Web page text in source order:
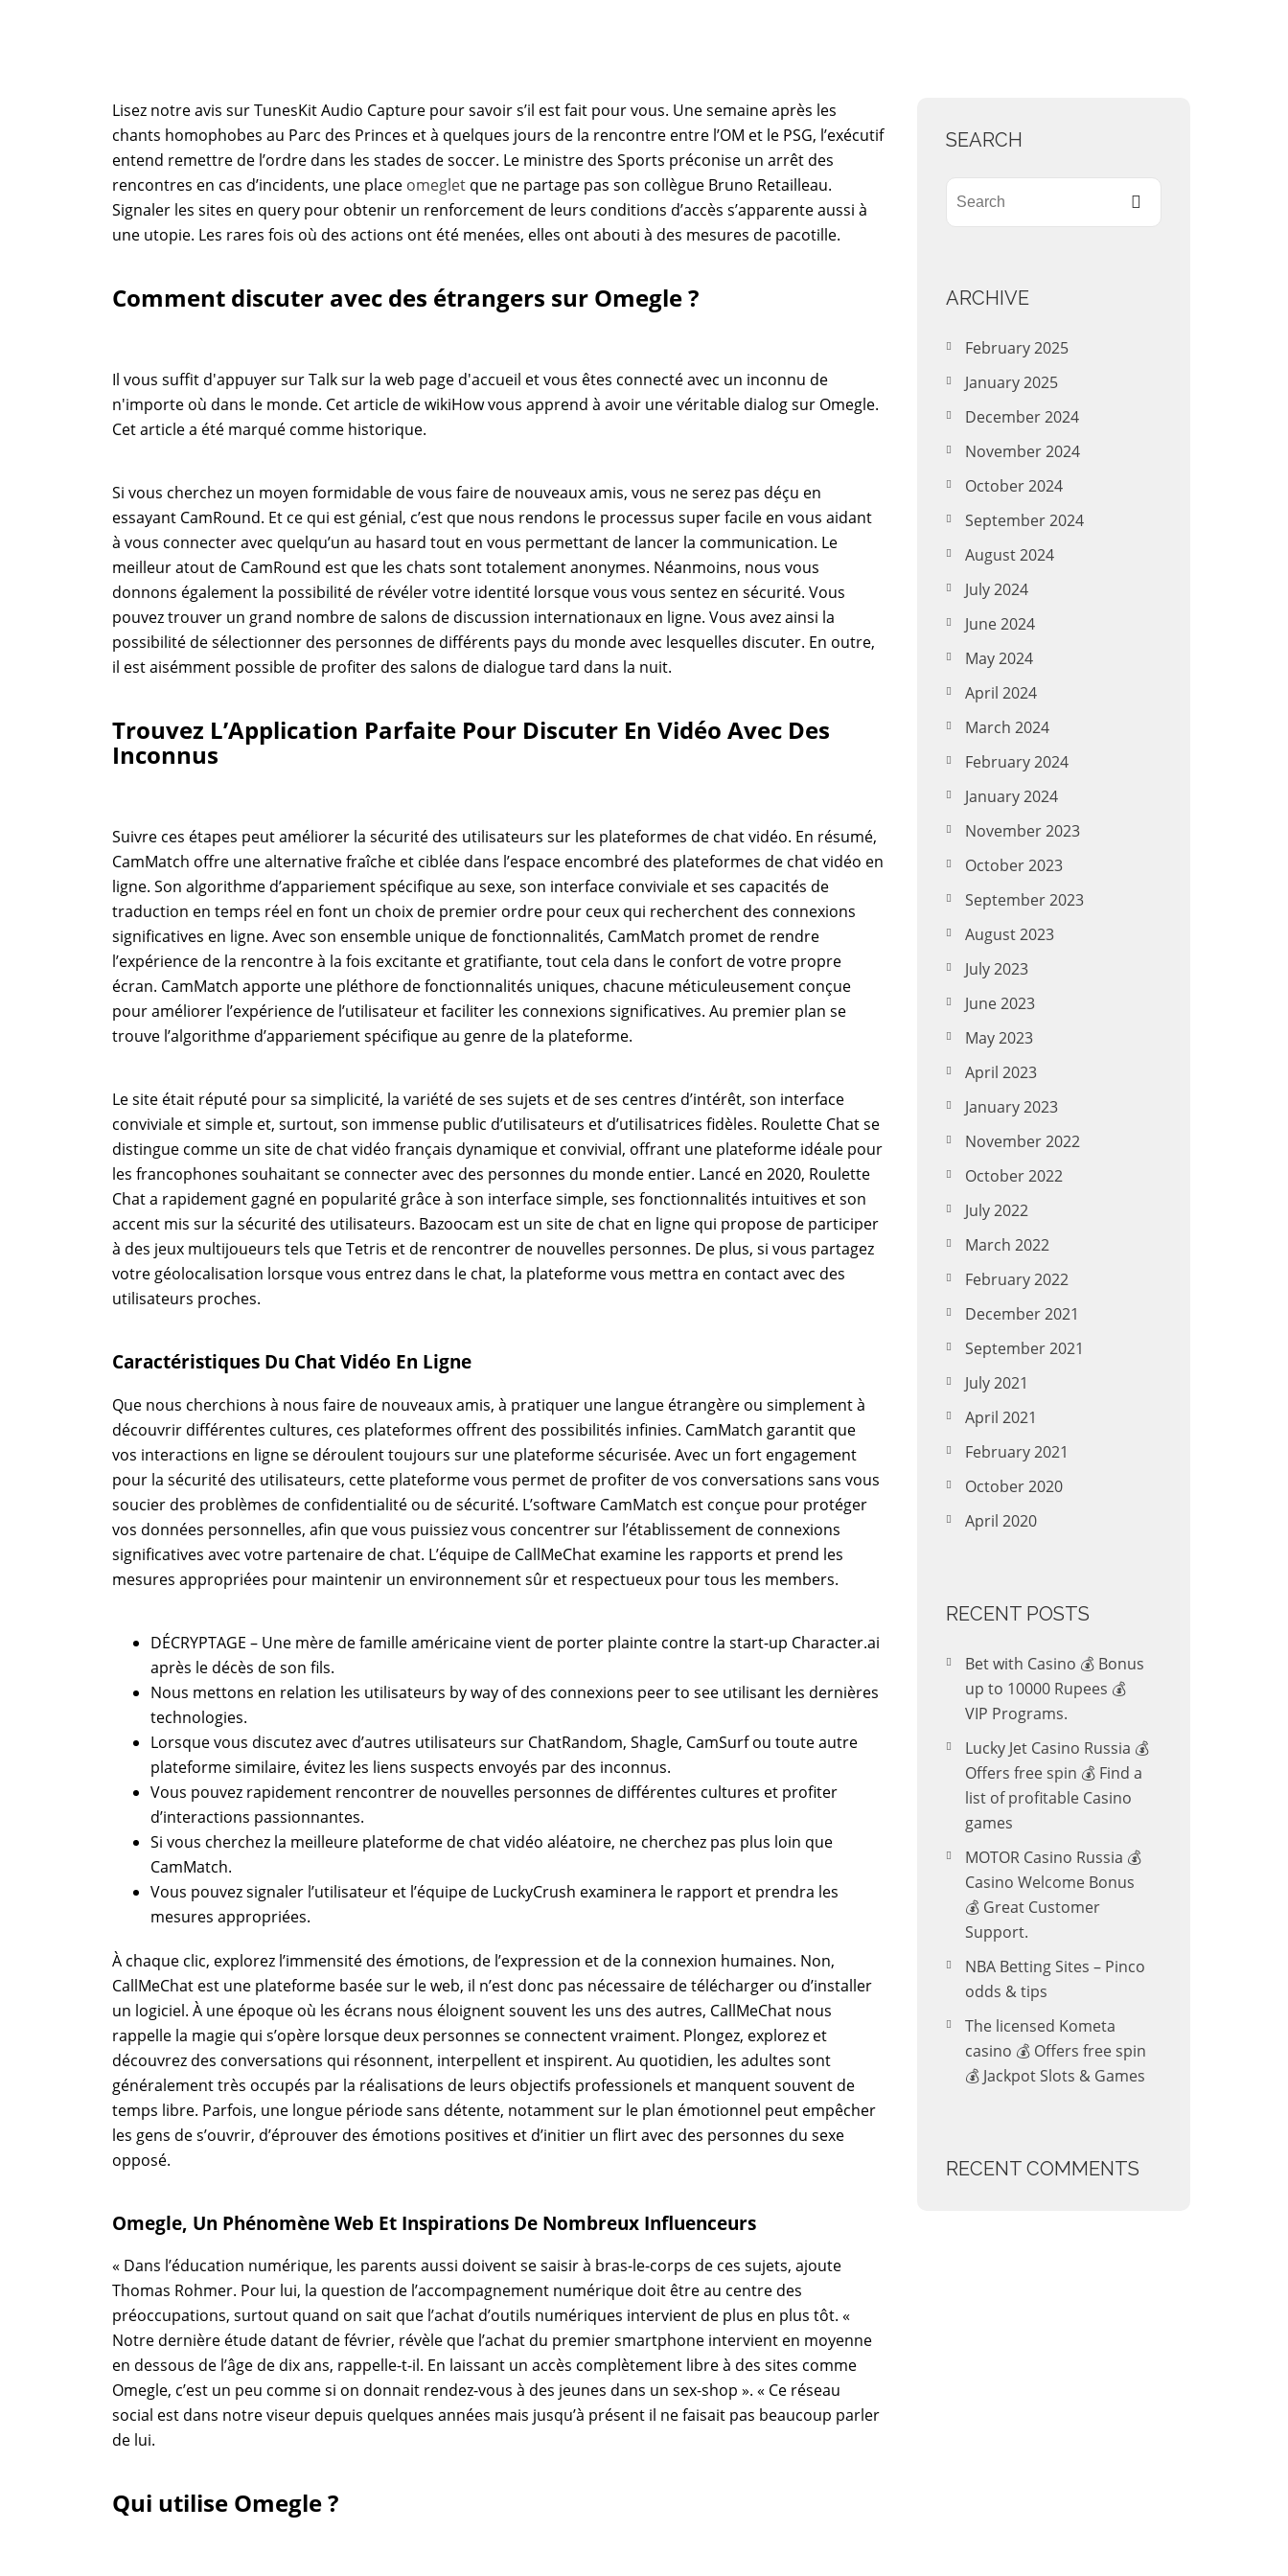
Lisez notre avis sur TunesKit Audio Capture pour savoir s’il est fait pour vous. Une semaine après les
chants homophobes au Parc des Princes et à quelques jours de la rencontre entre l’OM et le PSG, l’exécutif
entend remettre de l’ordre dans les stades de soccer. Le ministre des Sports préconise un arrêt des
rencontres en cas d’incidents, une place omeglet que ne partage pas son collègue Bruno Retailleau.
Signaler les sites en query pour obtenir un renforcement de leurs conditions d’accès s’apparente aussi à
une utopie. Les rares fois où des actions ont été menées, elles ont abouti à des mesures de pacotille.
Comment discuter avec des étrangers sur Omegle ?
Il vous suffit d'appuyer sur Talk sur la web page d'accueil et vous êtes connecté avec un inconnu de
n'importe où dans le monde. Cet article de wikiHow vous apprend à avoir une véritable dialog sur Omegle.
Cet article a été marqué comme historique.
Si vous cherchez un moyen formidable de vous faire de nouveaux amis, vous ne serez pas déçu en
essayant CamRound. Et ce qui est génial, c’est que nous rendons le processus super facile en vous aidant
à vous connecter avec quelqu’un au hasard tout en vous permettant de lancer la communication. Le
meilleur atout de CamRound est que les chats sont totalement anonymes. Néanmoins, nous vous
donnons également la possibilité de révéler votre identité lorsque vous vous sentez en sécurité. Vous
pouvez trouver un grand nombre de salons de discussion internationaux en ligne. Vous avez ainsi la
possibilité de sélectionner des personnes de différents pays du monde avec lesquelles discuter. En outre,
il est aisémment possible de profiter des salons de dialogue tard dans la nuit.
Trouvez L’Application Parfaite Pour Discuter En Vidéo Avec Des
Inconnus
Suivre ces étapes peut améliorer la sécurité des utilisateurs sur les plateformes de chat vidéo. En résumé,
CamMatch offre une alternative fraîche et ciblée dans l’espace encombré des plateformes de chat vidéo en
ligne. Son algorithme d’appariement spécifique au sexe, son interface conviviale et ses capacités de
traduction en temps réel en font un choix de premier ordre pour ceux qui recherchent des connexions
significatives en ligne. Avec son ensemble unique de fonctionnalités, CamMatch promet de rendre
l’expérience de la rencontre à la fois excitante et gratifiante, tout cela dans le confort de votre propre
écran. CamMatch apporte une pléthore de fonctionnalités uniques, chacune méticuleusement conçue
pour améliorer l’expérience de l’utilisateur et faciliter les connexions significatives. Au premier plan se
trouve l’algorithme d’appariement spécifique au genre de la plateforme.
Le site était réputé pour sa simplicité, la variété de ses sujets et de ses centres d’intérêt, son interface
conviviale et simple et, surtout, son immense public d’utilisateurs et d’utilisatrices fidèles. Roulette Chat se
distingue comme un site de chat vidéo français dynamique et convivial, offrant une plateforme idéale pour
les francophones souhaitant se connecter avec des personnes du monde entier. Lancé en 2020, Roulette
Chat a rapidement gagné en popularité grâce à son interface simple, ses fonctionnalités intuitives et son
accent mis sur la sécurité des utilisateurs. Bazoocam est un site de chat en ligne qui propose de participer
à des jeux multijoueurs tels que Tetris et de rencontrer de nouvelles personnes. De plus, si vous partagez
votre géolocalisation lorsque vous entrez dans le chat, la plateforme vous mettra en contact avec des
utilisateurs proches.
Caractéristiques Du Chat Vidéo En Ligne
Que nous cherchions à nous faire de nouveaux amis, à pratiquer une langue étrangère ou simplement à
découvrir différentes cultures, ces plateformes offrent des possibilités infinies. CamMatch garantit que
vos interactions en ligne se déroulent toujours sur une plateforme sécurisée. Avec un fort engagement
pour la sécurité des utilisateurs, cette plateforme vous permet de profiter de vos conversations sans vous
soucier des problèmes de confidentialité ou de sécurité. L’software CamMatch est conçue pour protéger
vos données personnelles, afin que vous puissiez vous concentrer sur l’établissement de connexions
significatives avec votre partenaire de chat. L’équipe de CallMeChat examine les rapports et prend les
mesures appropriées pour maintenir un environnement sûr et respectueux pour tous les members.
DÉCRYPTAGE – Une mère de famille américaine vient de porter plainte contre la start-up Character.ai
après le décès de son fils.
Nous mettons en relation les utilisateurs by way of des connexions peer to see utilisant les dernières
technologies.
Lorsque vous discutez avec d’autres utilisateurs sur ChatRandom, Shagle, CamSurf ou toute autre
plateforme similaire, évitez les liens suspects envoyés par des inconnus.
Vous pouvez rapidement rencontrer de nouvelles personnes de différentes cultures et profiter
d’interactions passionnantes.
Si vous cherchez la meilleure plateforme de chat vidéo aléatoire, ne cherchez pas plus loin que
CamMatch.
Vous pouvez signaler l’utilisateur et l’équipe de LuckyCrush examinera le rapport et prendra les
mesures appropriées.
À chaque clic, explorez l’immensité des émotions, de l’expression et de la connexion humaines. Non,
CallMeChat est une plateforme basée sur le web, il n’est donc pas nécessaire de télécharger ou d’installer
un logiciel. À une époque où les écrans nous éloignent souvent les uns des autres, CallMeChat nous
rappelle la magie qui s’opère lorsque deux personnes se connectent vraiment. Plongez, explorez et
découvrez des conversations qui résonnent, interpellent et inspirent. Au quotidien, les adultes sont
généralement très occupés par la réalisations de leurs objectifs professionels et manquent souvent de
temps libre. Parfois, une longue période sans détente, notamment sur le plan émotionnel peut empêcher
les gens de s’ouvrir, d’éprouver des émotions positives et d’initier un flirt avec des personnes du sexe
opposé.
Omegle, Un Phénomène Web Et Inspirations De Nombreux Influenceurs
« Dans l’éducation numérique, les parents aussi doivent se saisir à bras-le-corps de ces sujets, ajoute
Thomas Rohmer. Pour lui, la question de l’accompagnement numérique doit être au centre des
préoccupations, surtout quand on sait que l’achat d’outils numériques intervient de plus en plus tôt. «
Notre dernière étude datant de février, révèle que l’achat du premier smartphone intervient en moyenne
en dessous de l’âge de dix ans, rappelle-t-il. En laissant un accès complètement libre à des sites comme
Omegle, c’est un peu comme si on donnait rendez-vous à des jeunes dans un sex-shop ». « Ce réseau
social est dans notre viseur depuis quelques années mais jusqu’à présent il ne faisait pas beaucoup parler
de lui.
Qui utilise Omegle ?
SEARCH
ARCHIVE
February 2025
January 2025
December 2024
November 2024
October 2024
September 2024
August 2024
July 2024
June 2024
May 2024
April 2024
March 2024
February 2024
January 2024
November 2023
October 2023
September 2023
August 2023
July 2023
June 2023
May 2023
April 2023
January 2023
November 2022
October 2022
July 2022
March 2022
February 2022
December 2021
September 2021
July 2021
April 2021
February 2021
October 2020
April 2020
RECENT POSTS
Bet with Casino 💰 Bonus
up to 10000 Rupees 💰
VIP Programs.
Lucky Jet Casino Russia 💰
Offers free spin 💰 Find a
list of profitable Casino
games
MOTOR Casino Russia 💰
Casino Welcome Bonus
💰 Great Customer
Support.
NBA Betting Sites – Pinco
odds & tips
The licensed Kometa
casino 💰 Offers free spin
💰 Jackpot Slots & Games
RECENT COMMENTS